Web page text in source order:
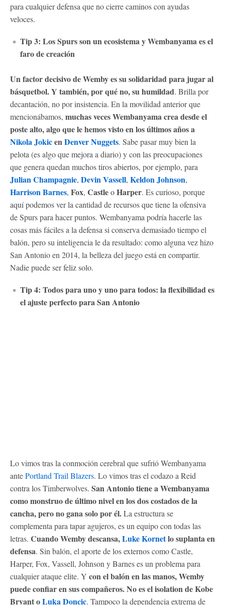
para cualquier defensa que no cierre caminos con ayudas
veloces.
Tip 3: Los Spurs son un ecosistema y Wembanyama es el
faro de creación
Un factor decisivo de Wemby es su solidaridad para jugar al
básquetbol. Y también, por qué no, su humildad. Brilla por
decantación, no por insistencia. En la movilidad anterior que
mencionábamos, muchas veces Wembanyama crea desde el
poste alto, algo que le hemos visto en los últimos años a
Nikola JokicenDenver Nuggets. Sabe pasar muy bien la
pelota (es algo que mejora a diario) y con las preocupaciones
que genera quedan muchos tiros abiertos, por ejemplo, para
Julian Champagnie, Devin Vassell, Keldon Johnson,
Harrison Barnes, Fox, CastleoHarper. Es curioso, porque
aquí podemos ver la cantidad de recursos que tiene la ofensiva
de Spurs para hacer puntos. Wembanyama podría hacerle las
cosas más fáciles a la defensa si conserva demasiado tiempo el
balón, pero su inteligencia le da resultado: como alguna vez hizo
San Antonio en 2014, la belleza del juego está en compartir.
Nadie puede ser feliz solo.
Tip 4: Todos para uno y uno para todos: la flexibilidad es
el ajuste perfecto para San Antonio
Lo vimos tras la conmoción cerebral que sufrió Wembanyama
antePortland Trail Blazers. Lo vimos tras el codazo a Reid
contra los Timberwolves. San Antonio tiene a Wembanyama
como monstruo de último nivel en los dos costados de la
cancha, pero no gana solo por él.La estructura se
complementa para tapar agujeros, es un equipo con todas las
letras. Cuando Wemby descansa,Luke Kornetlo suplanta en
defensa. Sin balón, el aporte de los externos como Castle,
Harper, Fox, Vassell, Johnson y Barnes es un problema para
cualquier ataque elite. Y con el balón en las manos, Wemby
puede confiar en sus compañeros. No es el isolation de Kobe
Bryant oLuka Doncic. Tampoco la dependencia extrema de